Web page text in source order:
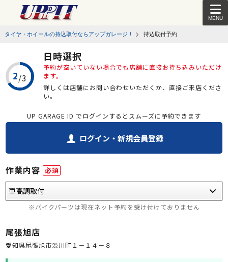
MENU
タイヤ・ホイールの持込取付ならアップガレージ！ 持込取付予約
日時選択
予約が空いていない場合でも店舗に直接お持ち込みいただけ
ます。
詳しくは店舗にお問い合わせいただくか、直接ご来店くださ
い。
UP GARAGE ID でログインするとスムーズに予約できます
ログイン・新規会員登録
作業内容 必須
※バイクパーツは現在ネット予約を受け付けておりません
尾張旭店
愛知県尾張旭市渋川町１－１４－８